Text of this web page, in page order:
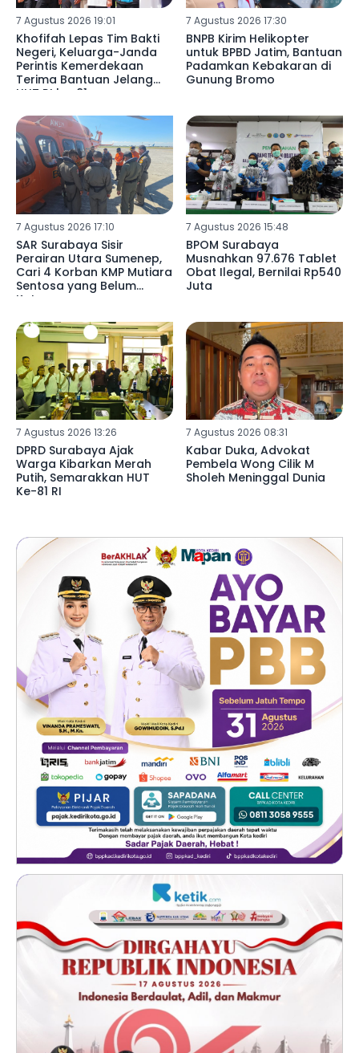
7 Agustus 2026 19:01
Khofifah Lepas Tim Bakti
Negeri, Keluarga-Janda
Perintis Kemerdekaan
Terima Bantuan Jelang
HUT RI ke-81
7 Agustus 2026 17:30
BNPB Kirim Helikopter
untuk BPBD Jatim, Bantuan
Padamkan Kebakaran di
Gunung Bromo
7 Agustus 2026 17:10
SAR Surabaya Sisir
Perairan Utara Sumenep,
Cari 4 Korban KMP Mutiara
Sentosa yang Belum
Ketemu
7 Agustus 2026 15:48
BPOM Surabaya
Musnahkan 97.676 Tablet
Obat Ilegal, Bernilai Rp540
Juta
7 Agustus 2026 13:26
DPRD Surabaya Ajak
Warga Kibarkan Merah
Putih, Semarakkan HUT
Ke-81 RI
7 Agustus 2026 08:31
Kabar Duka, Advokat
Pembela Wong Cilik M
Sholeh Meninggal Dunia